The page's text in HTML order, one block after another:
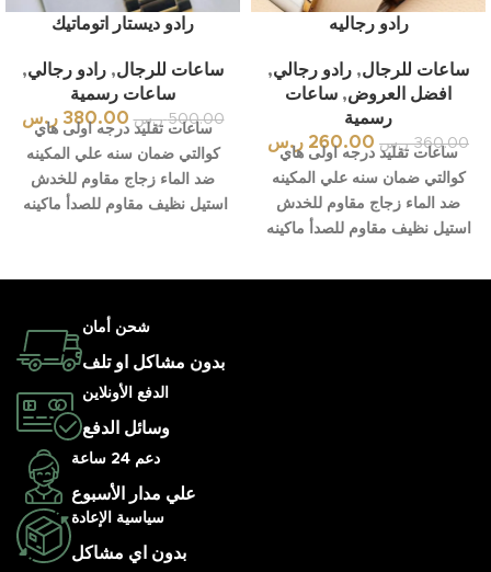
رادو رجاليه
ساعات للرجال, رادو رجالي,
افضل العروض, ساعات
رسمية
360.00 ر.س 260.00 ر.س
ساعات تقليد درجه اولى هاي
كوالتي ضمان سنه علي المكينه
ضد الماء زجاج مقاوم للخدش
استيل نظيف مقاوم للصدأ ماكينه
رادو ديستار اتوماتيك
ساعات للرجال, رادو رجالي,
ساعات رسمية
500.00 ر.س 380.00 ر.س
ساعات تقليد درجه اولى هاي
كوالتي ضمان سنه علي المكينه
ضد الماء زجاج مقاوم للخدش
استيل نظيف مقاوم للصدأ ماكينه
شحن أمان
بدون مشاكل او تلف
الدفع الأونلاين
وسائل الدفع
دعم 24 ساعة
علي مدار الأسبوع
سياسية الإعادة
بدون اي مشاكل